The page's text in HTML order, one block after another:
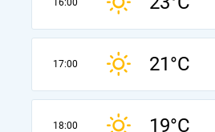
16:00
17:00 21°C
18:00 19°C